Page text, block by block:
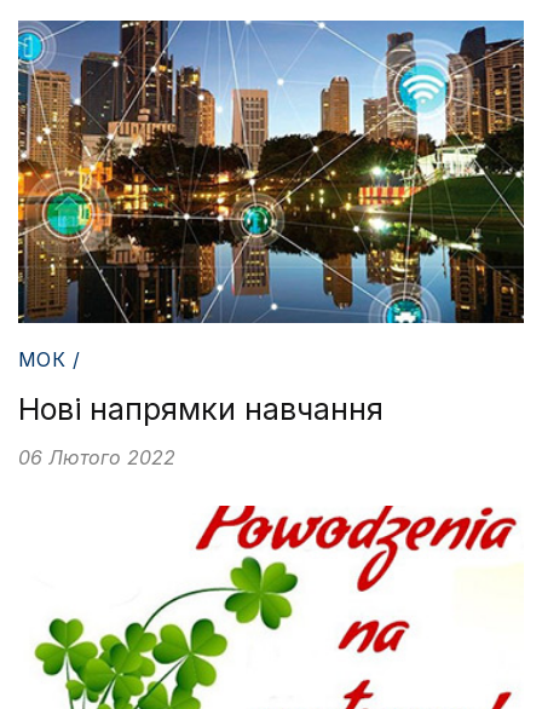
МОК /
Нові напрямки навчання
06 Лютого 2022